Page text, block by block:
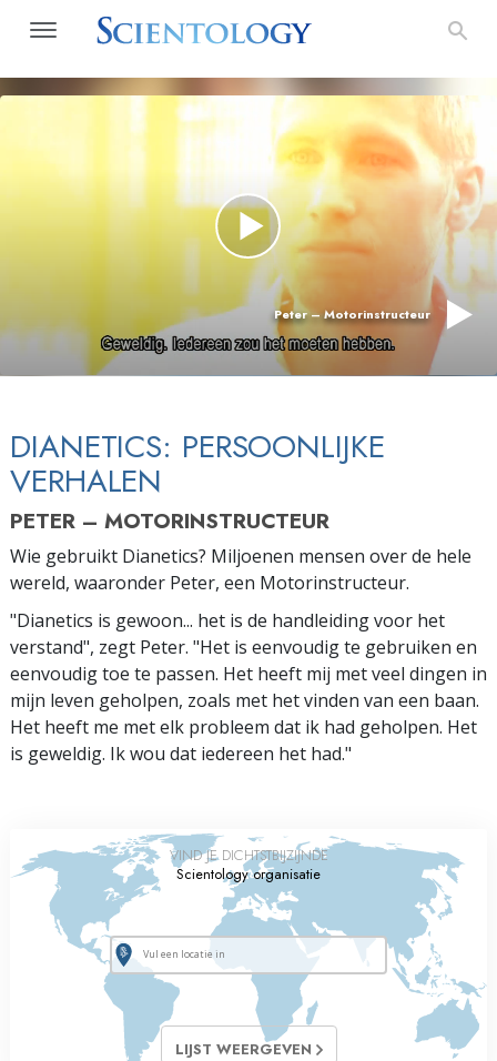
Peter – Motorinstructeur
DIANETICS: PERSOONLIJKE
VERHALEN
PETER – MOTORINSTRUCTEUR
Wie gebruikt Dianetics? Miljoenen mensen over de hele
wereld, waaronder Peter, een Motorinstructeur.
"Dianetics is gewoon... het is de handleiding voor het
verstand", zegt Peter. "Het is eenvoudig te gebruiken en
eenvoudig toe te passen. Het heeft mij met veel dingen in
mijn leven geholpen, zoals met het vinden van een baan.
Het heeft me met elk probleem dat ik had geholpen. Het
is geweldig. Ik wou dat iedereen het had."
VIND JE DICHTSTBIJZIJNDE
Scientology organisatie
LIJST WEERGEVEN